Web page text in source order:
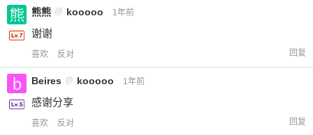
熊熊 @ kooooo 1年前
谢谢
喜欢 反对 回复
Beires @ kooooo 1年前
感谢分享
喜欢 反对 回复